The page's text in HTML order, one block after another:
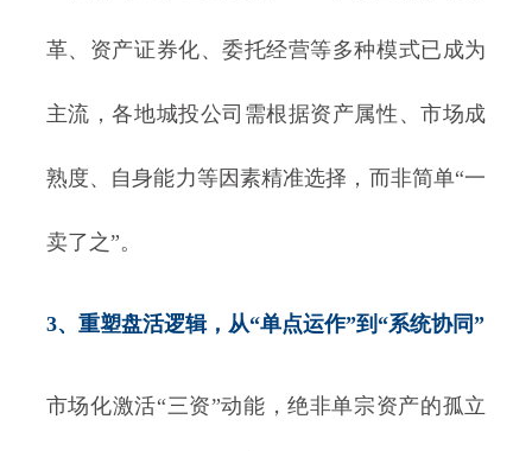
革、资产证券化、委托经营等多种模式已成为
主流，各地城投公司需根据资产属性、市场成
熟度、自身能力等因素精准选择，而非简单“一
卖了之”。
3、重塑盘活逻辑，从“单点运作”到“系统协同”
市场化激活“三资”动能，绝非单宗资产的孤立